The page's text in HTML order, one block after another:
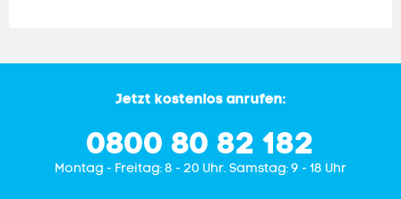
Jetzt kostenlos anrufen:
0800 80 82 182
Mon­tag - Freitag: 8 - 20 Uhr. Samstag: 9 - 18 Uhr